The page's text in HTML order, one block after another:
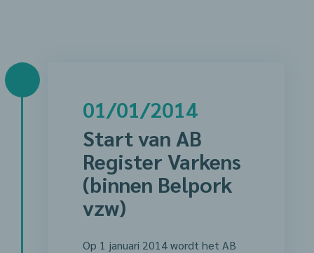
01/01/2014
Start van AB
Register Varkens
(binnen Belpork
vzw)
Op 1 januari 2014 wordt het AB